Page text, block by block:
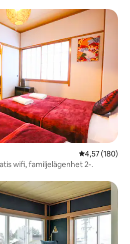
4,57 av 5 i
4,57 (180)
wifi, familjelägenhet 2-.